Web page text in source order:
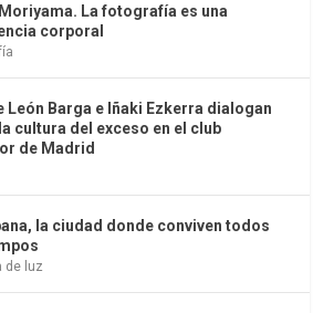
La fotografía es una
corporal
León Barga e Iñaki Ezkerra dialogan
cultura del exceso en el club
de Madrid
la ciudad donde conviven todos
de luz